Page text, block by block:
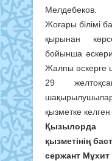
Мелдебеков.
Жоғары білімі
қырынан
бойынша
Жалпы әскерге
29
қызметке
Қызылорда
қызметінің
сержант